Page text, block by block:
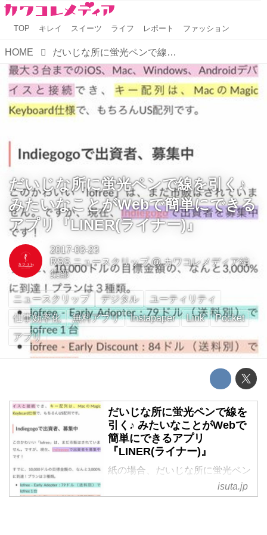
TOP キレイ スイーツ ライフ レポート ファッション
HOME だいじな所に蛍光ペンで線を引く♪ みたいなことがWebで簡単にできるアプリ『LINER(ライナー)』
だいじな所に蛍光ペンで線を引く♪
みたいなことがWebで簡単にできる
アプリ『LINER(ライナー)』
2017-03-23
RSS ニュースクリップ@カワコレメディア編
集部
ニュースクリップ デジタル
ユーティリティ
仕事効率化
無料アプリ Instapaper Link
Pocket
アプリ
だいじな所に蛍光ペンで線を
引く♪ みたいなことがWebで
簡単にできるアプリ
『LINER(ライナー)』
紙の場合、だいじな所に蛍光ペン
で線を引くのは、とっても簡単な
ことです。でも、Webページでは
isuta.jp